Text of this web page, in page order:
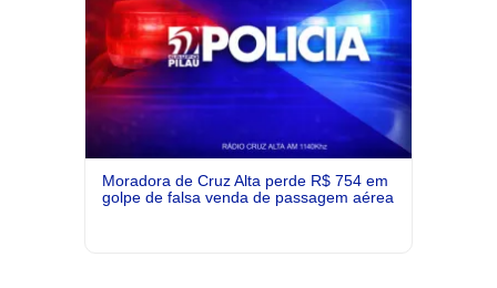
Moradora de Cruz Alta perde R$ 754 em
golpe de falsa venda de passagem aérea